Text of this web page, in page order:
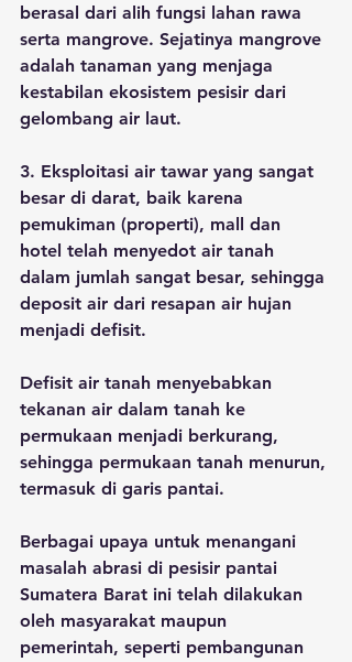
berasal dari alih fungsi lahan rawa
serta mangrove. Sejatinya mangrove
adalah tanaman yang menjaga
kestabilan ekosistem pesisir dari
gelombang air laut.
3. Eksploitasi air tawar yang sangat
besar di darat, baik karena
pemukiman (properti), mall dan
hotel telah menyedot air tanah
dalam jumlah sangat besar, sehingga
deposit air dari resapan air hujan
menjadi defisit.
Defisit air tanah menyebabkan
tekanan air dalam tanah ke
permukaan menjadi berkurang,
sehingga permukaan tanah menurun,
termasuk di garis pantai.
Berbagai upaya untuk menangani
masalah abrasi di pesisir pantai
Sumatera Barat ini telah dilakukan
oleh masyarakat maupun
pemerintah, seperti pembangunan